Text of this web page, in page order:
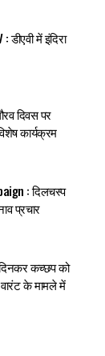
में इंदिरा
दिवस पर
कार्यक्रम
: दिलचस्प
प्रचार
कच्छप को
के मामले में